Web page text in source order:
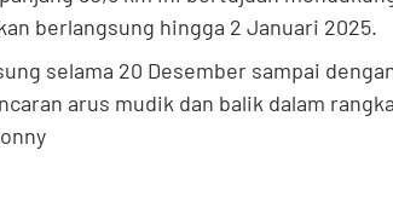
berlangsung hingga 2 Januari 2025.
selama 20 Desember sampai
arus mudik dan balik dalam